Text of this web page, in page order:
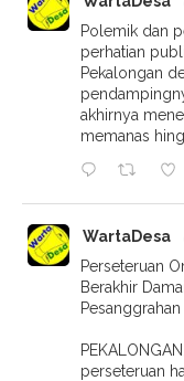
Polemik dan
perhatian
Pekalongan
akhirnya
memanas
WartaDesa
Perseteruan
Berakhir
Pesanggrahan
perseteruan